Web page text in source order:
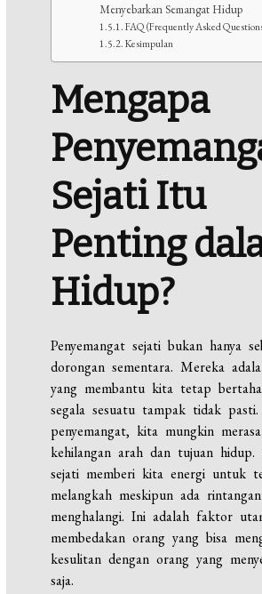
Menyebarkan Semangat Hidup
FAQ (Frequently Asked
Kesimpulan
Mengapa
Sejati Itu
Penting
Hidup?
Penyemangat sejati bukan hanya
dorongan sementara. Mereka
yang membantu kita tetap
segala sesuatu tampak tidak
penyemangat, kita mungkin
kehilangan arah dan tujuan hidup.
sejati memberi kita energi untuk
melangkah meskipun ada
menghalangi. Ini adalah faktor
membedakan orang yang bisa
kesulitan dengan orang yang
saja.